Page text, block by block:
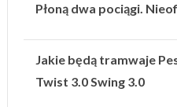
Płoną dwa pociągi.
Jakie będą tramwaje
Twist 3.0 Swing 3.0